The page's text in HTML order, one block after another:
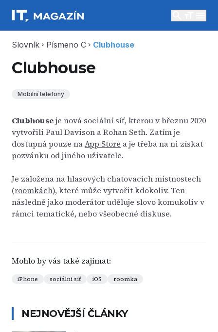
Slovník chevron_right Písmeno C chevron_right Clubhouse
Clubhouse
Mobilní telefony
Clubhouseje nová sociální síť, kterou v březnu 2020
vytvořili Paul Davison a Rohan Seth. Zatím je
dostupná pouze naApp Store a je třeba na ni získat
pozvánku od jiného uživatele.
Je založena na hlasových chatovacích místnostech
(roomkách), které může vytvořit kdokoliv. Ten
následně jako moderátor uděluje slovo komukoliv v
rámci tematické, nebo všeobecné diskuse.
Mohlo by vás také zajímat:
iPhone sociální síť iOS roomka
NEJNOVĚJŠÍ ČLÁNKY